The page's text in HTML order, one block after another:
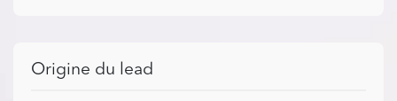
Origine du lead